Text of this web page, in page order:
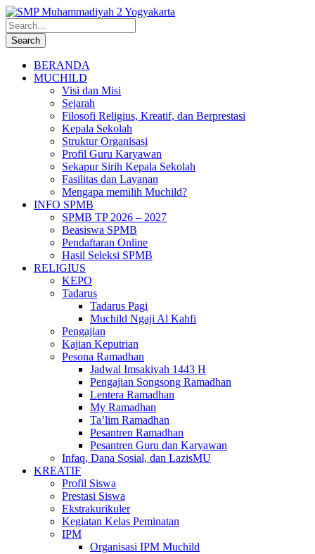
BERANDA
MUCHILD
Visi dan Misi
Sejarah
Filosofi Religius, Kreatif, dan Berprestasi
Kepala Sekolah
Struktur Organisasi
Profil Guru Karyawan
Sekapur Sirih Kepala Sekolah
Fasilitas dan Layanan
Mengapa memilih Muchild?
INFO SPMB
SPMB TP 2026 – 2027
Beasiswa SPMB
Pendaftaran Online
Hasil Seleksi SPMB
RELIGIUS
KEPO
Tadarus
Tadarus Pagi
Muchild Ngaji Al Kahfi
Pengajian
Kajian Keputrian
Pesona Ramadhan
Jadwal Imsakiyah 1443 H
Pengajian Songsong Ramadhan
Lentera Ramadhan
My Ramadhan
Ta’lim Ramadhan
Pesantren Ramadhan
Pesantren Guru dan Karyawan
Infaq, Dana Sosial, dan LazisMU
KREATIF
Profil Siswa
Prestasi Siswa
Ekstrakurikuler
Kegiatan Kelas Peminatan
IPM
Organisasi IPM Muchild